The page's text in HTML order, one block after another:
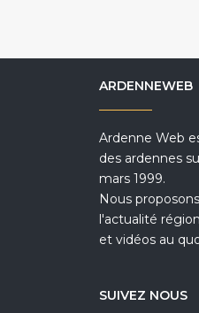
ARDENNEWEB
Ardenne Web
des ardennes
mars 1999.
Nous
l'actualité
et vidéos au
SUIVEZ NOUS